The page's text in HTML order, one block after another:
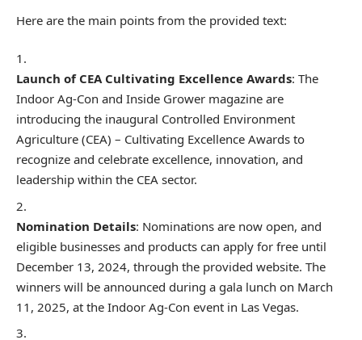
Here are the main points from the provided text:
Launch of CEA Cultivating Excellence Awards: The
Indoor Ag-Con and Inside Grower magazine are
introducing the inaugural Controlled Environment
Agriculture (CEA) – Cultivating Excellence Awards to
recognize and celebrate excellence, innovation, and
leadership within the CEA sector.
Nomination Details: Nominations are now open, and
eligible businesses and products can apply for free until
December 13, 2024, through the provided website. The
winners will be announced during a gala lunch on March
11, 2025, at the Indoor Ag-Con event in Las Vegas.